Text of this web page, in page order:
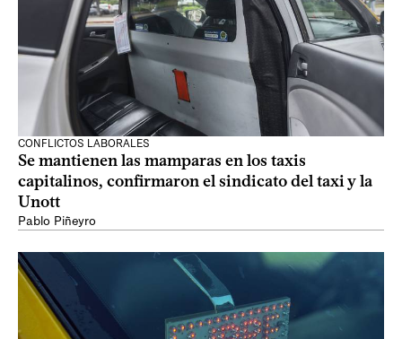
CONFLICTOS LABORALES
Se mantienen las mamparas en los taxis
capitalinos, confirmaron el sindicato del taxi y la
Unott
Pablo Piñeyro